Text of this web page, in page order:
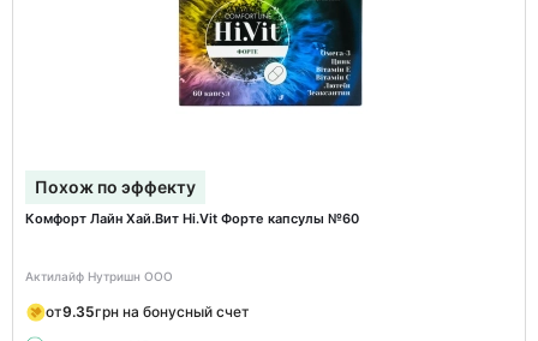
Похож по эффекту
Комфорт Лайн Хай.Вит Hi.Vit Форте капсулы №60
Актилайф Нутришн ООО
от9.35грн на бонусный счет